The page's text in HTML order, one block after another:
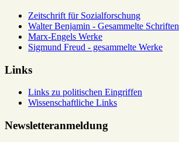
Zeitschrift für Sozialforschung
Walter Benjamin - Gesammelte Schriften
Marx-Engels Werke
Sigmund Freud - gesammelte Werke
Links
Links zu politischen Eingriffen
Wissenschaftliche Links
Newsletteranmeldung